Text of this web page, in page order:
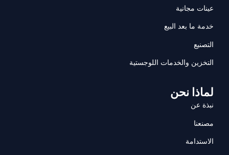
عينات مجانية
خدمة ما بعد البيع
التصنيع
التخزين والخدمات اللوجستية
لماذا نحن
نبذة عن
مصنعنا
الاستدامة